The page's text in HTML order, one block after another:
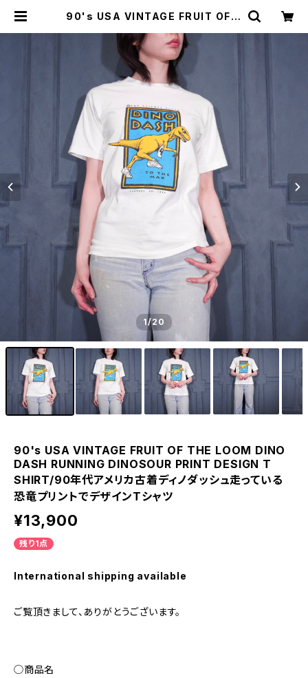
90's USA VINTAGE FRUIT OF T
G DINOSOUR PRINT DESIGN T
SHIRT/90年代アメリカ古着ディノダ
ッシュ走っている恐竜プリントでデザ
インTシャツ | Titti Vintage
1/20
90's USA VINTAGE FRUIT OF THE LOOM DINO
DASH RUNNING DINOSOUR PRINT DESIGN T
SHIRT/90年代アメリカ古着ディノダッシュ走っている
恐竜プリントでデザインTシャツ
¥13,900
残り1点
International shipping available
ご覧頂きまして、ありがとうございます。
◯商品名